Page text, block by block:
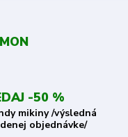
-50 %
mikiny /výsledná
objednávke/